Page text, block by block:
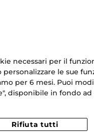
Kenzo Profumi
Primer
necessari per il
le sue
per 6 mesi. Puoi
disponibile in fondo
Rifiuta tutti